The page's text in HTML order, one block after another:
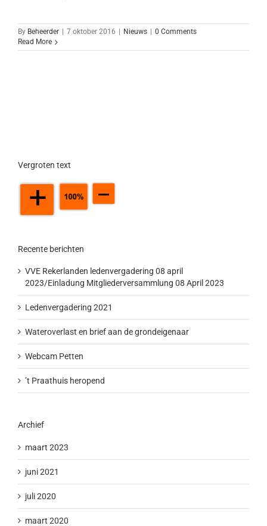
By Beheerder 7 oktober 2016 Nieuws
0 Comments
Read More
Vergroten text
Recente berichten
VVE Rekerlanden ledenvergadering 08 april
2023/Einladung Mitgliederversammlung 08 April 2023
Ledenvergadering 2021
Wateroverlast en brief aan de grondeigenaar
Webcam Petten
’t Praathuis heropend
Archief
maart 2023
juni 2021
juli 2020
maart 2020